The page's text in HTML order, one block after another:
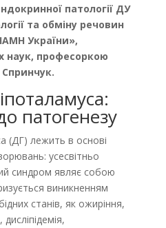
патології ДУ
та обміну речовин
України»,
наук, професоркою
патогенезу
(ДГ) лежить в основі
усесвітньо
синдром являє собою
виникненням
станів, як ожиріння,